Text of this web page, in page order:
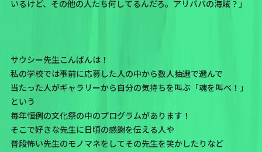
いるけど、その他の人たち何してるんだろ。アリババの海賊？」
サウシー先生こんばんは！
私の学校では事前に応募した人の中から数人抽選で選んで
当たった人がギャラリーから自分の気持ちを叫ぶ「魂を叫べ！」
という
毎年恒例の文化祭の中のプログラムがあります！
そこで好きな先生に日頃の感謝を伝える人や
普段怖い先生のモノマネをしてその先生を笑かしたりなど